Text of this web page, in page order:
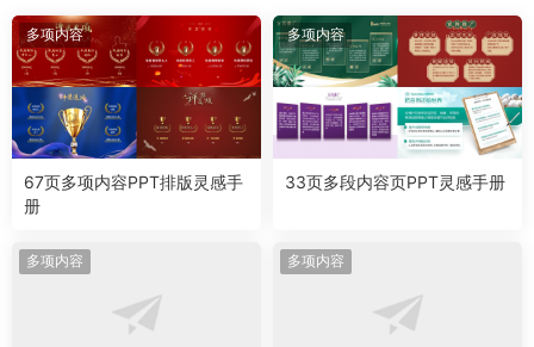
多项内容
67页多项内容PPT排版灵感手
册
多项内容
33页多段内容页PPT灵感手册
多项内容 多项内容